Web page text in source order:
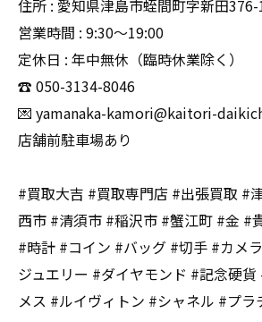
住所 : 愛知県津島市蛭間町字新田376-
営業時間 : 9:30〜19:00
定休日 : 年中無休（臨時休業除く）
☎️ 050-3134-8046
💌 yamanaka-kamori@kaitori-
店舗前駐車場あり
#買取大吉 #買取専門店 #出張買取 #
西市 #清須市 #稲沢市 #蟹江町 #金 #
#時計 #コイン #バッグ #切手 #カメ
ジュエリー #ダイヤモンド #記念硬
メス #ルイヴィトン #シャネル #プラ